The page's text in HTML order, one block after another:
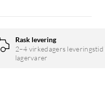
Rask levering
2–4 virkedagers leveringstid
lagervarer